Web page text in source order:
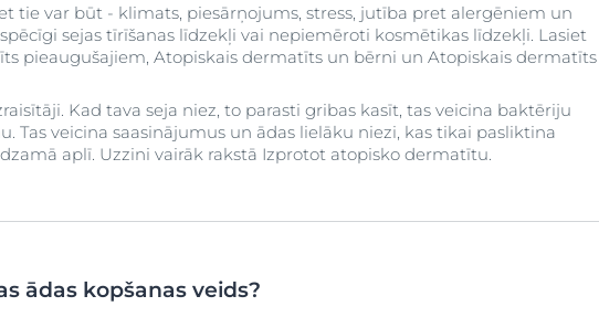
tie var būt - klimats, piesārņojums, stress, jutība pret alergēniem un
sejas tīrīšanas līdzekļi vai nepiemēroti kosmētikas līdzekļi. Lasiet
pieaugušajiem, Atopiskais dermatīts un bērni un Atopiskais dermatīts
Kad tava seja niez, to parasti gribas kasīt, tas veicina baktēriju
Tas veicina saasinājumus un ādas lielāku niezi, kas tikai pasliktina
aplī. Uzzini vairāk rakstā Izprotot atopisko dermatītu.
ādas kopšanas veids?